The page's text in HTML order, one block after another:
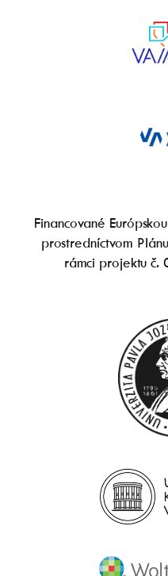
Financované
prostredníctvom
rámci projektu